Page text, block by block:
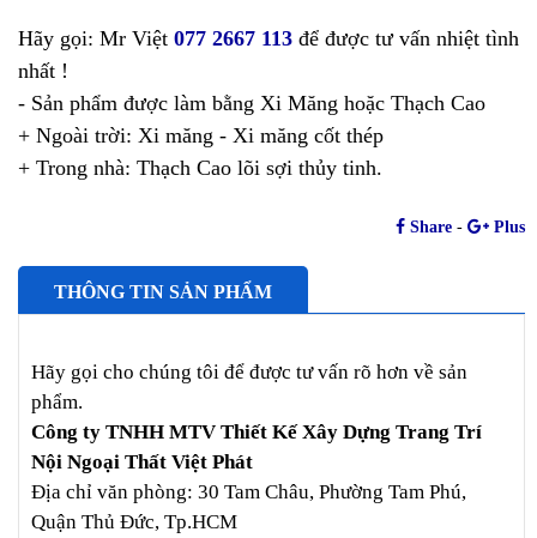
Hãy gọi: Mr Việt 077 2667 113 để được tư vấn nhiệt tình
nhất !
- Sản phẩm được làm bằng Xi Măng hoặc Thạch Cao
+ Ngoài trời: Xi măng - Xi măng cốt thép
+ Trong nhà: Thạch Cao lõi sợi thủy tinh.
Share - Plus
THÔNG TIN SẢN PHẨM
Hãy gọi cho chúng tôi để được tư vấn rõ hơn về sản
phẩm.
Công ty TNHH MTV Thiết Kế Xây Dựng Trang Trí
Nội Ngoại Thất Việt Phát
Địa chỉ văn phòng: 30 Tam Châu, Phường Tam Phú,
Quận Thủ Đức, Tp.HCM